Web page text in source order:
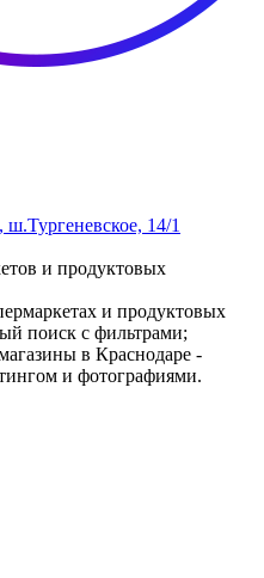
14/1
и продуктовых
и продуктовых
поиск с фильтрами;
в Краснодаре -
и фотографиями.